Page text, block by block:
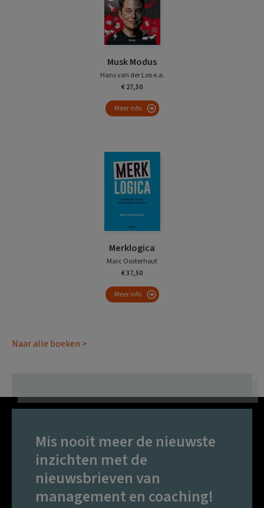
Musk Modus
Hans van der Loo e.a.
€ 27,50
Meer info
Merklogica
Marc Oosterhout
€ 37,50
Meer info
Naar alle boeken >
Mis nooit meer de nieuwste
inzichten met de
nieuwsbrieven van
management en coaching!